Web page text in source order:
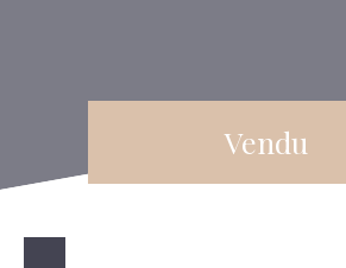
Vendu